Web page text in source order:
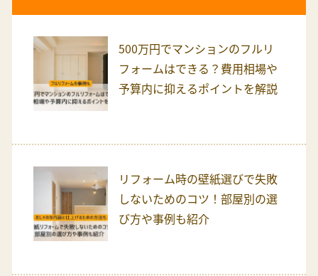
500万円でマンションのフルリ
フォームはできる？費用相場や
予算内に抑えるポイントを解説
リフォーム時の壁紙選びで失敗
しないためのコツ！部屋別の選
び方や事例も紹介